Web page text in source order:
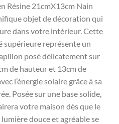
Résine 21cmX13cm Nain
objet de décoration qui
dans votre intérieur. Cette
supérieure représente un
posé délicatement sur
de hauteur et 13cm de
l’énergie solaire grâce à sa
Posée sur une base solide,
votre maison dès que le
douce et agréable se